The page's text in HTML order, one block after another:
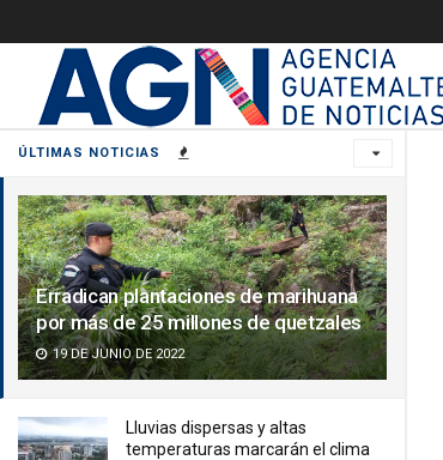
ÚLTIMAS NOTICIAS
Erradican plantaciones de marihuana
por más de 25 millones de quetzales
19 DE JUNIO DE 2022
Lluvias dispersas y altas
temperaturas marcarán el clima